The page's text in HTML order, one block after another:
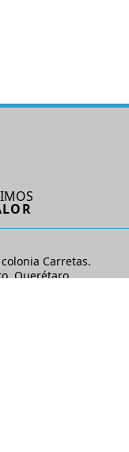
Carretas.
Querétaro.